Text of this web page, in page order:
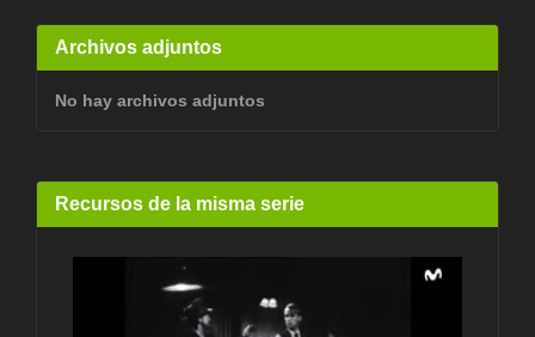
Archivos adjuntos
No hay archivos adjuntos
Recursos de la misma serie